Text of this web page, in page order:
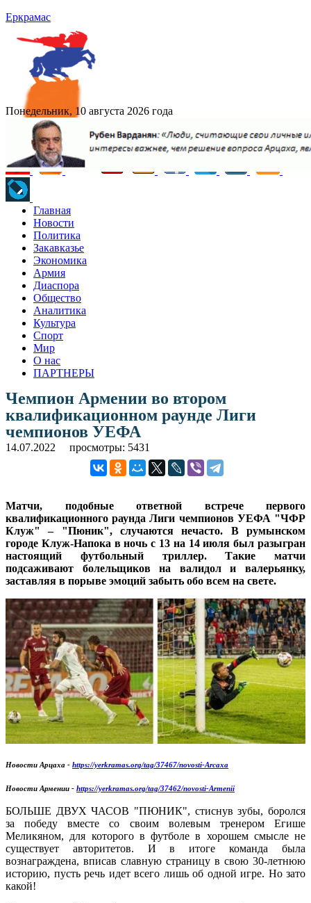
Еркрамас
Понедельник, 10 августа 2026 года
Главная
Новости
Политика
Закавказье
Экономика
Армия
Диаспора
Общество
Аналитика
Культура
Спорт
Мир
О нас
ПАРТНЕРЫ
Чемпион Армении во втором
квалификационном раунде Лиги
чемпионов УЕФА
14.07.2022 просмотры: 5431
Матчи, подобные ответной встрече первого
квалификационного раунда Лиги чемпионов УЕФА "ЧФР
Клуж" – "Пюник", случаются нечасто. В румынском
городе Клуж-Напока в ночь с 13 на 14 июля был разыгран
настоящий футбольный триллер. Такие матчи
подсаживают болельщиков на валидол и валерьянку,
заставляя в порыве эмоций забыть обо всем на свете.
Новости Арцаха - https://yerkramas.org/tag/37467/novosti-Arcaxa
Новости Армении - https://yerkramas.org/tag/37462/novosti-Armenii
БОЛЬШЕ ДВУХ ЧАСОВ "ПЮНИК", стиснув зубы, боролся
за победу вместе со своим волевым тренером Егише
Меликяном, для которого в футболе в хорошем смысле не
существует авторитетов. И в итоге команда была
вознаграждена, вписав славную страницу в свою 30-летнюю
историю, пусть речь идет всего лишь об одной игре. Но зато
какой!